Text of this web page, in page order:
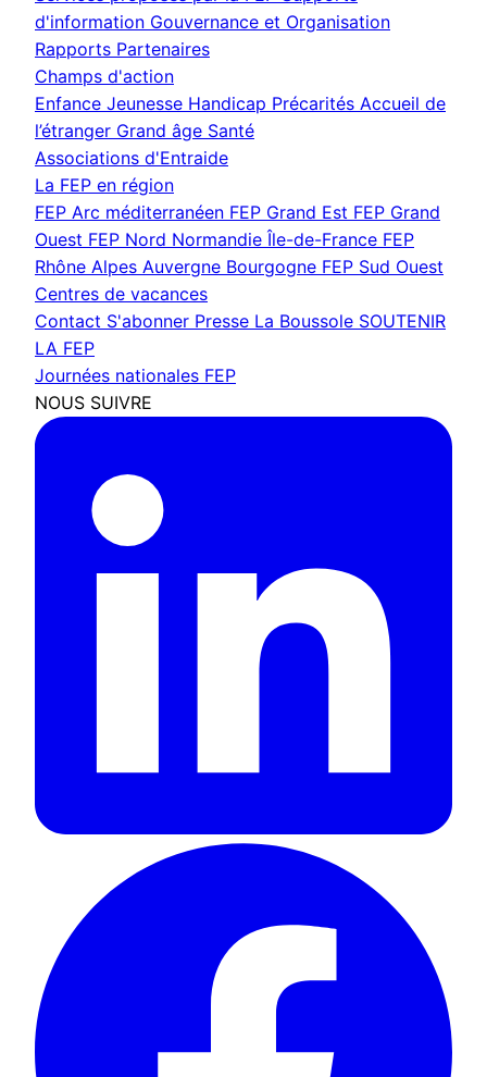
d'information Gouvernance et Organisation
Rapports Partenaires
Champs d'action
Enfance Jeunesse Handicap Précarités Accueil de
l’étranger Grand âge Santé
Associations d'Entraide
La FEP en région
FEP Arc méditerranéen FEP Grand Est FEP Grand
Ouest FEP Nord Normandie Île-de-France FEP
Rhône Alpes Auvergne Bourgogne FEP Sud Ouest
Centres de vacances
Contact S'abonner Presse La Boussole SOUTENIR
LA FEP
Journées nationales FEP
NOUS SUIVRE